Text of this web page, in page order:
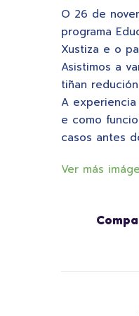
O 26 de
programa
Xustiza e o
Asistimos a
tiñan
A
e como
casos antes
Ver más